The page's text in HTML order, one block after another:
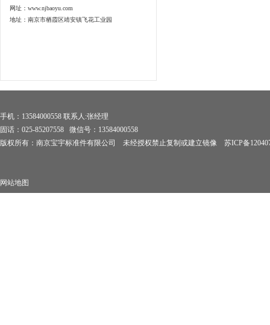
网址：www.njbaoyu.com
地址：南京市栖霞区靖安镇飞花工业园
手机：13584000558 联系人:张经理
固话：025-85207558 微信号：13584000558
版权所有：南京宝宇标准件有限公司 未经授权禁止复制或建立镜像 苏ICP备
网站地图